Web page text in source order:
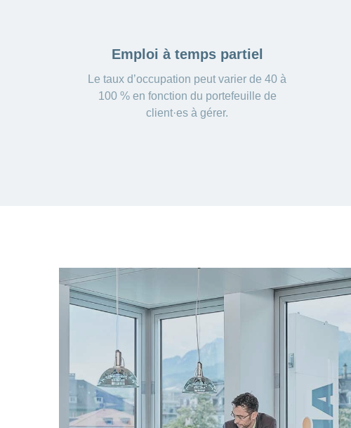
Emploi à temps partiel
Le taux d’occupation peut varier de 40 à
100 % en fonction du portefeuille de
client·es à gérer.